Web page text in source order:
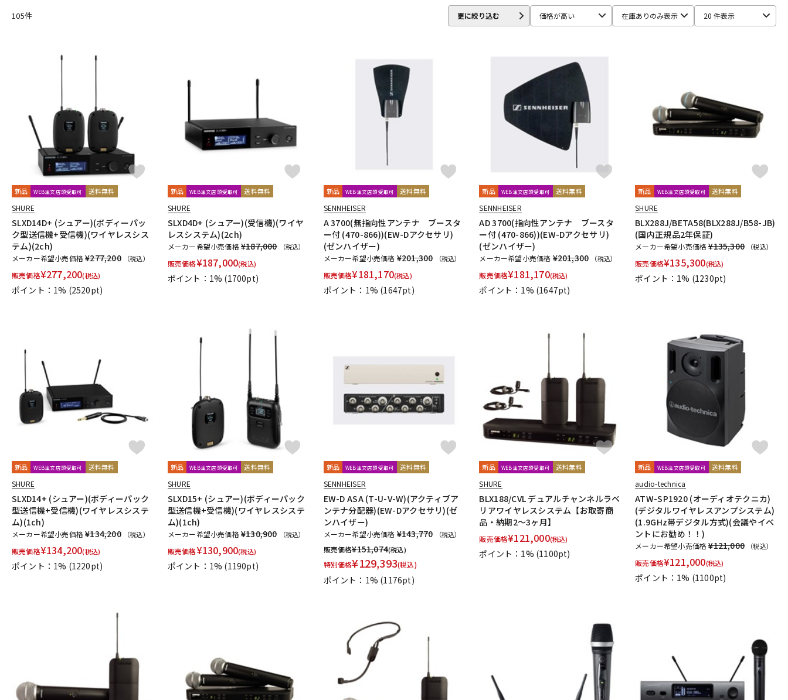
DYNAUDIO PRO Ear Trumpet Labs EARTHWORKS
Ehrlund Microphone
Electro Harmonix
Eventide EXFORM Fischer Amps FMR AUDIO FOCAL
Focusrite
G_2Systems GATOR Hear Technologies
Ikebe Original ISO ACOUSTICS ISOVOX
KAKASHI Professional Stands KAOTICA KLH Audio KOTOBUKI KRYNA
Lauten Audio LEWITT LOJECT maag audio marantz Professional MATRIX Mee audio
MIDAS
Millennia
MINI-SONEX MOGAMI Mojave Audio Monkey Banana MONSTER CABLE Morton Microphone Systems Musikelectronic Geithain MUTEC MUZEN
NEUMANN
Noah’sark
Nothing OHASHI OLLO AUDIO onso ORB
Palmer PEAVEY Peluso PhoenixAudio Pioneer DJ PRIMACOUSTIC PROIDEA
Providence
Pueblo Audio Purple audio QUIK LOK Rational Acoustics reloop reProducer Audio Rhapsodio RODE Roger Mayer Roland
Ronk Japan
Roswell Pro Audio
RUPERT NEVE DESIGNS Samar Audio Design SCHOEPS
SENNHEISER
Shadow Hills Industries
SHINYA’S STUDIO SHIZUKA SHURE SlateDigital SLR Studios SONTRONICS SONY SoundCraft Soyuz SPL SSL(Solid State Logic) STAX
STAY
STEDMAN
Steven Slate Audio Superlux SUZUKI Sym・Proceed
T-Z
TAKACHI TAMA TANNOY TASCAM tc electronic TC helicon Teenage Engineering TELEFUNKEN Thermionic Culture TOMOCA Tonelux Townsend Labs
T-REX
TRIAL
Triprop TRITON AUDIO TRUE DYNA TUBE-TECH ULTIMATE ULTRASONE Umbrella Company United Studio Technologies Universal Audio
unknown
VELCRO(R) Brand
Vermona V-MODA Vocal Mist VOX-O-RAMA Voyage Audio
山本音響工芸 明工社 Harrison Audio
105件 更に絞り込む 価格が高い 在庫ありのみ表示 20 件表示
新品 WEB注文店頭受取可 送料無料
SHURE
SLXD14D+ (シュアー)(ボディーパッ
ク型送信機+受信機)(ワイヤレスシス
テム)(2ch)
メーカー希望小売価格¥277,200 （税込）
販売価格¥277,200(税込)
ポイント：1% (2520pt)
新品 WEB注文店頭受取可 送料無料
SHURE
SLXD4D+ (シュアー)(受信機)(ワイヤ
レスシステム)(2ch)
メーカー希望小売価格¥187,000 （税込）
販売価格¥187,000(税込)
ポイント：1% (1700pt)
新品 WEB注文店頭受取可 送料無料
SENNHEISER
A 3700(無指向性アンテナ ブースタ
ー付 (470-866))(EW-Dアクセサリ)
(ゼンハイザー)
メーカー希望小売価格 ¥201,300 （税込）
販売価格¥181,170(税込)
ポイント：1% (1647pt)
新品 WEB注文店頭受取可 送料無料
SENNHEISER
AD 3700(指向性アンテナ ブースタ
ー付 (470-866))(EW-Dアクセサリ)
(ゼンハイザー)
メーカー希望小売価格 ¥201,300 （税込）
販売価格¥181,170(税込)
ポイント：1% (1647pt)
新品 WEB注文店頭受取可 送料無料
SHURE
BLX288J/BETA58(BLX288J/B58-JB)
(国内正規品2年保証)
メーカー希望小売価格¥135,300 （税込）
販売価格¥135,300(税込)
ポイント：1% (1230pt)
新品 WEB注文店頭受取可 送料無料
SHURE
SLXD14+ (シュアー)(ボディーパック
型送信機+受信機)(ワイヤレスシステ
ム)(1ch)
メーカー希望小売価格¥134,200 （税込）
販売価格¥134,200(税込)
ポイント：1% (1220pt)
新品 WEB注文店頭受取可 送料無料
SHURE
SLXD15+ (シュアー)(ボディーパック
型送信機+受信機)(ワイヤレスシステ
ム)(1ch)
メーカー希望小売価格¥130,900 （税込）
販売価格¥130,900(税込)
ポイント：1% (1190pt)
新品 WEB注文店頭受取可 送料無料
SENNHEISER
EW-D ASA (T-U-V-W)(アクティブア
ンテナ分配器)(EW-Dアクセサリ)(ゼ
ンハイザー)
メーカー希望小売価格 ¥143,770 （税込）
販売価格¥151,074(税込)
特別価格¥129,393(税込)
ポイント：1% (1176pt)
新品 WEB注文店頭受取可 送料無料
SHURE
BLX188/CVL デュアルチャンネルラベ
リアワイヤレスシステム【お取寄商
品・納期2～3ヶ月】
販売価格¥121,000(税込)
ポイント：1% (1100pt)
新品 WEB注文店頭受取可 送料無料
audio-technica
ATW-SP1920 (オーディオテクニカ)
(デジタルワイヤレスアンプシステム)
(1.9GHz帯デジタル方式)(会議やイベ
ントにお勧め！！)
メーカー希望小売価格¥121,000 （税込）
販売価格¥121,000(税込)
ポイント：1% (1100pt)